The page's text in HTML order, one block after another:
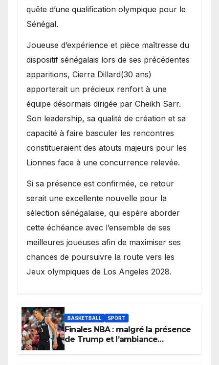
quête d’une qualification olympique pour le
Sénégal.
Joueuse d’expérience et pièce maîtresse du
dispositif sénégalais lors de ses précédentes
apparitions, Cierra Dillard(30 ans)
apporterait un précieux renfort à une
équipe désormais dirigée par Cheikh Sarr.
Son leadership, sa qualité de création et sa
capacité à faire basculer les rencontres
constitueraient des atouts majeurs pour les
Lionnes face à une concurrence relevée.
Si sa présence est confirmée, ce retour
serait une excellente nouvelle pour la
sélection sénégalaise, qui espère aborder
cette échéance avec l’ensemble de ses
meilleures joueuses afin de maximiser ses
chances de poursuivre la route vers les
Jeux olympiques de Los Angeles 2028.
BASKETBALL SPORT
Finales NBA : malgré la présence
de Trump et l’ambiance